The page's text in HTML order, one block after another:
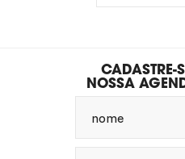
CADASTRE-
NOSSA
nome